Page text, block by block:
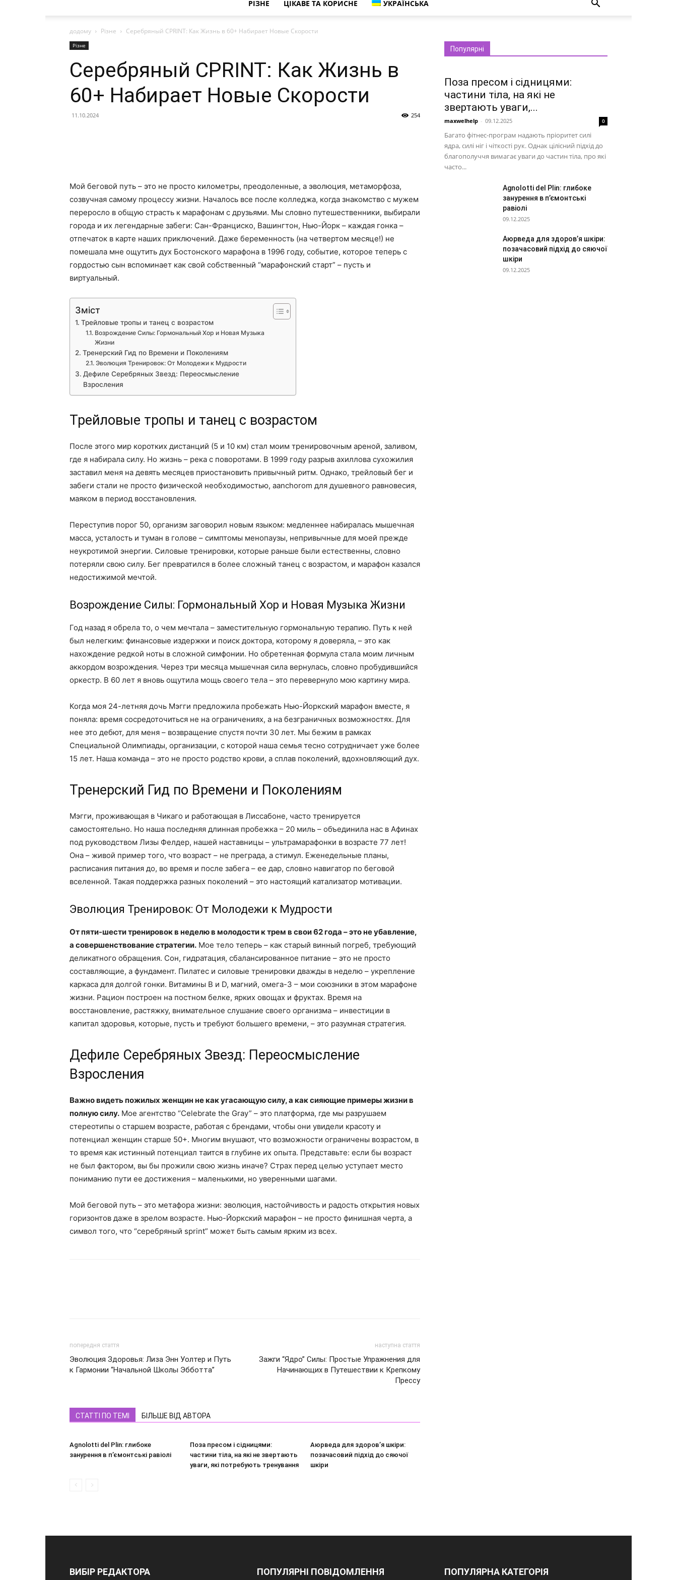
РІЗНЕ ЦІКАВЕ ТА КОРИСНЕ УКРАЇНСЬКА
додому Різне Серебряный СPRINT: Как Жизнь в 60+ Набирает Новые Скорости
Різне
Серебряный СPRINT: Как Жизнь в
60+ Набирает Новые Скорости
11.10.2024 254
Мой беговой путь – это не просто километры, преодоленные, а эволюция, метаморфоза,
созвучная самому процессу жизни. Началось все после колледжа, когда знакомство с мужем
переросло в общую страсть к марафонам с друзьями. Мы словно путешественники, выбирали
города и их легендарные забеги: Сан-Франциско, Вашингтон, Нью-Йорк – каждая гонка –
отпечаток в карте наших приключений. Даже беременность (на четвертом месяце!) не
помешала мне ощутить дух Бостонского марафона в 1996 году, событие, которое теперь с
гордостью сын вспоминает как свой собственный “марафонский старт” – пусть и
виртуальный.
Зміст
Трейловые тропы и танец с возрастом
Возрождение Силы: Гормональный Хор и Новая Музыка
Жизни
Тренерский Гид по Времени и Поколениям
Эволюция Тренировок: От Молодежи к Мудрости
Дефиле Серебряных Звезд: Переосмысление
Взросления
Трейловые тропы и танец с возрастом
После этого мир коротких дистанций (5 и 10 км) стал моим тренировочным ареной, заливом,
где я набирала силу. Но жизнь – река с поворотами. В 1999 году разрыв ахиллова сухожилия
заставил меня на девять месяцев приостановить привычный ритм. Однако, трейловый бег и
забеги стали не просто физической необходимостью, аanchorom для душевного равновесия,
маяком в период восстановления.
Переступив порог 50, организм заговорил новым языком: медленнее набиралась мышечная
масса, усталость и туман в голове – симптомы менопаузы, непривычные для моей прежде
неукротимой энергии. Силовые тренировки, которые раньше были естественны, словно
потеряли свою силу. Бег превратился в более сложный танец с возрастом, и марафон казался
недостижимой мечтой.
Возрождение Силы: Гормональный Хор и Новая Музыка Жизни
Год назад я обрела то, о чем мечтала – заместительную гормональную терапию. Путь к ней
был нелегким: финансовые издержки и поиск доктора, которому я доверяла, – это как
нахождение редкой ноты в сложной симфонии. Но обретенная формула стала моим личным
аккордом возрождения. Через три месяца мышечная сила вернулась, словно пробудившийся
оркестр. В 60 лет я вновь ощутила мощь своего тела – это перевернуло мою картину мира.
Когда моя 24-летняя дочь Мэгги предложила пробежать Нью-Йоркский марафон вместе, я
поняла: время сосредоточиться не на ограничениях, а на безграничных возможностях. Для
нее это дебют, для меня – возвращение спустя почти 30 лет. Мы бежим в рамках
Специальной Олимпиады, организации, с которой наша семья тесно сотрудничает уже более
15 лет. Наша команда – это не просто родство крови, а сплав поколений, вдохновляющий дух.
Тренерский Гид по Времени и Поколениям
Мэгги, проживающая в Чикаго и работающая в Лиссабоне, часто тренируется
самостоятельно. Но наша последняя длинная пробежка – 20 миль – объединила нас в Афинах
под руководством Лизы Фелдер, нашей наставницы – ультрамарафонки в возрасте 77 лет!
Она – живой пример того, что возраст – не преграда, а стимул. Еженедельные планы,
расписания питания до, во время и после забега – ее дар, словно навигатор по беговой
вселенной. Такая поддержка разных поколений – это настоящий катализатор мотивации.
Эволюция Тренировок: От Молодежи к Мудрости
От пяти-шести тренировок в неделю в молодости к трем в свои 62 года – это не убавление,
а совершенствование стратегии. Мое тело теперь – как старый винный погреб, требующий
деликатного обращения. Сон, гидратация, сбалансированное питание – это не просто
составляющие, а фундамент. Пилатес и силовые тренировки дважды в неделю – укрепление
каркаса для долгой гонки. Витамины В и D, магний, омега-3 – мои союзники в этом марафоне
жизни. Рацион построен на постном белке, ярких овощах и фруктах. Время на
восстановление, растяжку, внимательное слушание своего организма – инвестиции в
капитал здоровья, которые, пусть и требуют большего времени, – это разумная стратегия.
Дефиле Серебряных Звезд: Переосмысление
Взросления
Важно видеть пожилых женщин не как угасающую силу, а как сияющие примеры жизни в
полную силу. Мое агентство “Celebrate the Gray” – это платформа, где мы разрушаем
стереотипы о старшем возрасте, работая с брендами, чтобы они увидели красоту и
потенциал женщин старше 50+. Многим внушают, что возможности ограничены возрастом, в
то время как истинный потенциал таится в глубине их опыта. Представьте: если бы возраст
не был фактором, вы бы прожили свою жизнь иначе? Страх перед целью уступает место
пониманию пути ее достижения – маленькими, но уверенными шагами.
Мой беговой путь – это метафора жизни: эволюция, настойчивость и радость открытия новых
горизонтов даже в зрелом возрасте. Нью-Йоркский марафон – не просто финишная черта, а
символ того, что “серебряный sprint” может быть самым ярким из всех.
попередня стаття
Эволюция Здоровья: Лиза Энн Уолтер и Путь
к Гармонии “Начальной Школы Эбботта”
наступна стаття
Зажги “Ядро” Силы: Простые Упражнения для
Начинающих в Путешествии к Крепкому
Прессу
СТАТТІ ПО ТЕМІ БІЛЬШЕ ВІД АВТОРА
Agnolotti del Plin: глибоке
занурення в п’ємонтські равіолі
Поза пресом і сідницями:
частини тіла, на які не звертають
уваги, які потребують тренування
Аюрведа для здоров’я шкіри:
позачасовий підхід до сяючої
шкіри
Популярні
Поза пресом і сідницями:
частини тіла, на які не
звертають уваги,...
maxwelhelp - 09.12.2025 0
Багато фітнес-програм надають пріоритет силі
ядра, силі ніг і чіткості рук. Однак цілісний підхід до
благополуччя вимагає уваги до частин тіла, про які
часто...
Agnolotti del Plin: глибоке
занурення в п’ємонтські
равіолі
09.12.2025
Аюрведа для здоров’я шкіри:
позачасовий підхід до сяючої
шкіри
09.12.2025
ВИБІР РЕДАКТОРА ПОПУЛЯРНІ ПОВІДОМЛЕННЯ ПОПУЛЯРНА КАТЕГОРІЯ